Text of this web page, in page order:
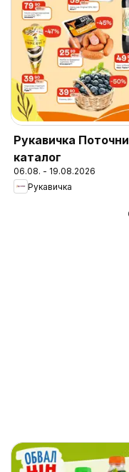
Рукавичка
каталог
06.08. - 19.08.2026
Рукавичка